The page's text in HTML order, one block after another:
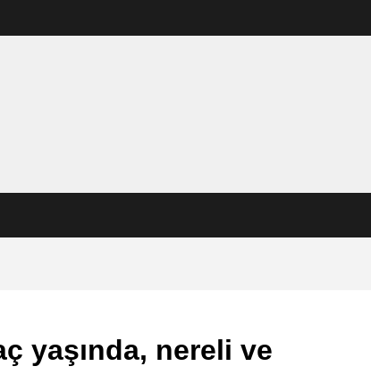
yaşında, nereli ve